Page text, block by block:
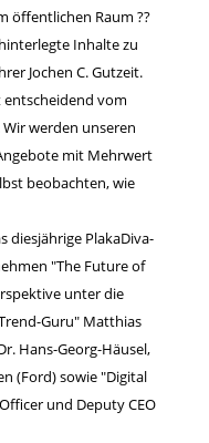
öffentlichen Raum ??
Inhalte zu
Jochen C. Gutzeit.
entscheidend vom
werden unseren
mit Mehrwert
beobachten, wie
diesjährige PlakaDiva-
"The Future of
unter die
Guru" Matthias
Hans-Georg-Häusel,
(Ford) sowie "Digital
und Deputy CEO